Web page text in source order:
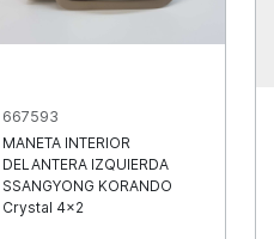
667593
MANETA INTERIOR
DELANTERA IZQUIERDA
SSANGYONG KORANDO
Crystal 4x2